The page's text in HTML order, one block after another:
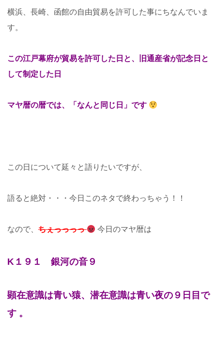
横浜、長崎、函館の自由貿易を許可した事にちなんでいま
す。
この江戸幕府が貿易を許可した日と、旧通産省が記念日と
して制定した日
マヤ暦の暦では、「なんと同じ日」です
この日について延々と語りたいですが、
語ると絶対・・・今日このネタで終わっちゃう！！
なので、 ちぇっっっっ 今日のマヤ暦は
K１９１ 銀河の音９
顕在意識は青い猿、潜在意識は青い夜の９日目で
す 。